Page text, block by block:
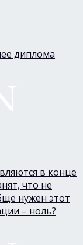
диплома
в конце
что не
нужен этот
– ноль?